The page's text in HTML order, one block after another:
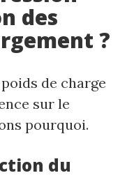
des
?
de charge
sur le
pourquoi.
du